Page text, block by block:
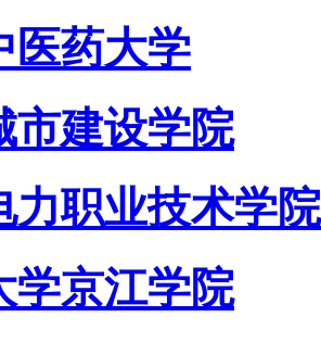
医药大学
市建设学院
力职业技术学院
学京江学院